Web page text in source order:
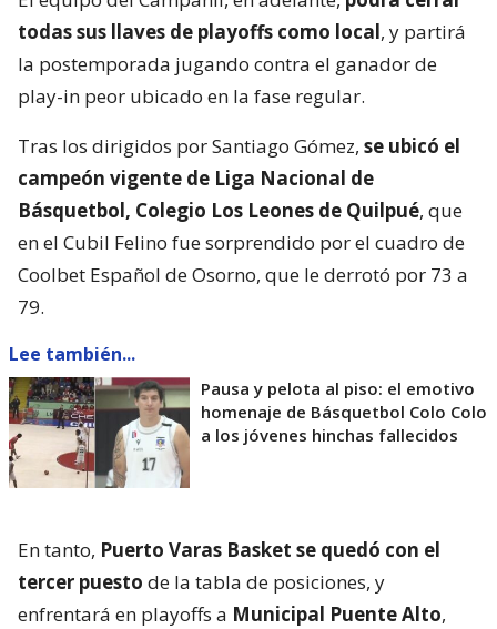
todas sus llaves de playoffs como local, y partirá
la postemporada jugando contra el ganador de
play-in peor ubicado en la fase regular.
Tras los dirigidos por Santiago Gómez, se ubicó el
campeón vigente de Liga Nacional de
Básquetbol, Colegio Los Leones de Quilpué, que
en el Cubil Felino fue sorprendido por el cuadro de
Coolbet Español de Osorno, que le derrotó por 73 a
79.
Lee también...
Pausa y pelota al piso: el emotivo
homenaje de Básquetbol Colo Colo
a los jóvenes hinchas fallecidos
En tanto, Puerto Varas Basket se quedó con el
tercer puesto de la tabla de posiciones, y
enfrentará en playoffs a Municipal Puente Alto,